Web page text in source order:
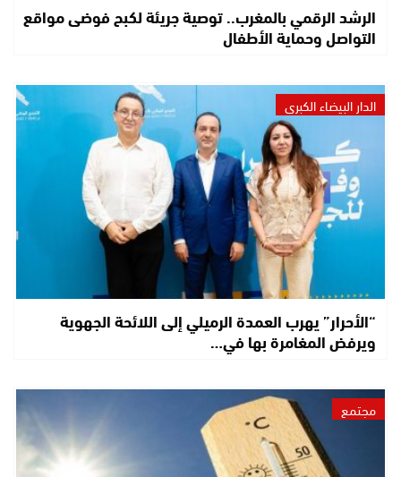
الرشد الرقمي بالمغرب.. توصية جريئة لكبح فوضى مواقع
التواصل وحماية الأطفال
الدار البيضاء الكبرى
“الأحرار” يهرب العمدة الرميلي إلى اللائحة الجهوية
ويرفض المغامرة بها في…
مجتمع